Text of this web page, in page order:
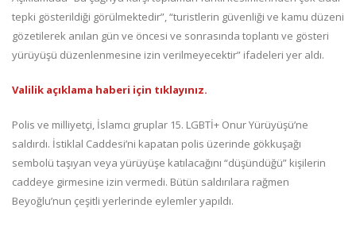
tepki gösterildiği görülmektedir”, “turistlerin güvenliği ve kamu düzeni
gözetilerek anılan gün ve öncesi ve sonrasında toplantı ve gösteri
yürüyüşü düzenlenmesine izin verilmeyecektir” ifadeleri yer aldı.
Valilik açıklama haberi için tıklayınız.
Polis ve milliyetçi, İslamcı gruplar 15. LGBTİ+ Onur Yürüyüşü’ne
saldırdı. İstiklal Caddesi’ni kapatan polis üzerinde gökkuşağı
sembolü taşıyan veya yürüyüşe katılacağını “düşündüğü” kişilerin
caddeye girmesine izin vermedi. Bütün saldırılara rağmen
Beyoğlu’nun çeşitli yerlerinde eylemler yapıldı.